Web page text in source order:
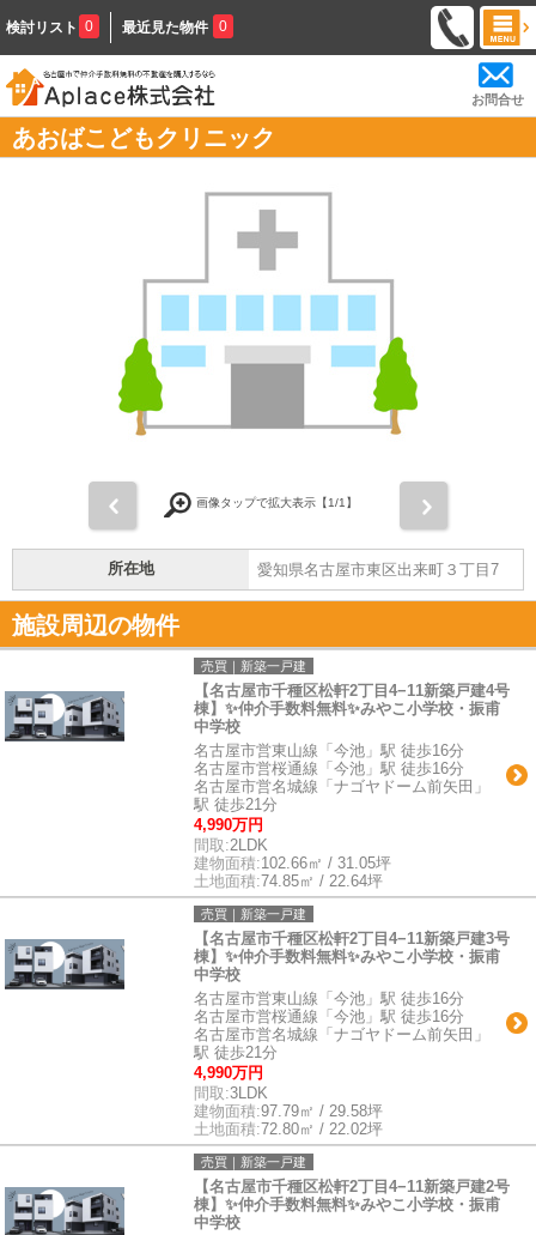
検討リスト 0 最近見た物件 0
お問合せ
あおばこどもクリニック
画像タップで拡大表示【1/1】
所在地 愛知県名古屋市東区出来町３丁目7
施設周辺の物件
売買｜新築一戸建
【名古屋市千種区松軒2丁目4−11新築戸建4号
棟】✨️仲介手数料無料✨️みやこ小学校・振甫
中学校
名古屋市営東山線「今池」駅 徒歩16分
名古屋市営桜通線「今池」駅 徒歩16分
名古屋市営名城線「ナゴヤドーム前矢田」
駅 徒歩21分
4,990万円
間取:2LDK
建物面積:102.66㎡ / 31.05坪
土地面積:74.85㎡ / 22.64坪
売買｜新築一戸建
【名古屋市千種区松軒2丁目4−11新築戸建3号
棟】✨️仲介手数料無料✨️みやこ小学校・振甫
中学校
名古屋市営東山線「今池」駅 徒歩16分
名古屋市営桜通線「今池」駅 徒歩16分
名古屋市営名城線「ナゴヤドーム前矢田」
駅 徒歩21分
4,990万円
間取:3LDK
建物面積:97.79㎡ / 29.58坪
土地面積:72.80㎡ / 22.02坪
売買｜新築一戸建
【名古屋市千種区松軒2丁目4−11新築戸建2号
棟】✨️仲介手数料無料✨️みやこ小学校・振甫
中学校